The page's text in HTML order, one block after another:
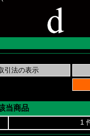
当商品
1